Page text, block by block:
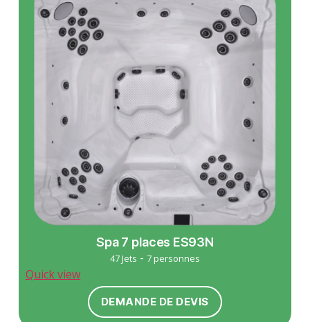
Spa 7 places ES93N
47 Jets - 7 personnes
Quick view
DEMANDE DE DEVIS